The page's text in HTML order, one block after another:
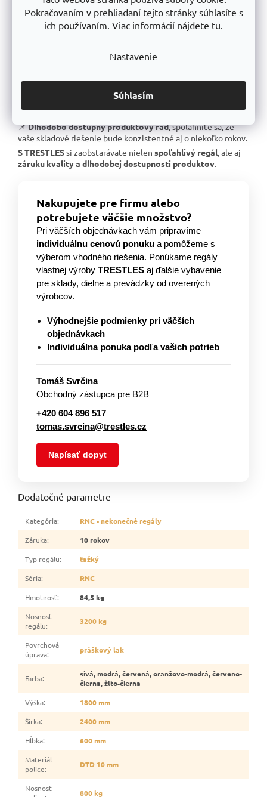
Pokračovaním v prehliadaní tejto stránky súhlasíte s
ich používaním. Viac informácií nájdete tu.
Nastavenie
Súhlasím
extrémne zaťaženie.
Garantovaná nosnosť, každý regál je certifikovaný na
prispôsobenie výšky políc.
spracovanie za férovú cenu.
Podpora českej výroby, investujeme do lokálnej
produkcie a technologického pokroku.
📌Dlhodobo dostupný produktový rad, spoľahnite sa, že
vaše skladové riešenie bude konzistentné aj o niekoľko rokov.
S TRESTLESsi zaobstarávate nielen spoľahlivý regál , ale aj
záruku kvality a dlhodobej dostupnosti produktov
Nakupujete pre firmu alebo
potrebujete väčšie množstvo?
Pri väčších objednávkach vám pripravíme
individuálnu cenovú ponuku a pomôžeme s
výberom vhodného riešenia. Ponúkame regály
vlastnej výroby TRESTLES aj ďalšie vybavenie
pre sklady, dielne a prevádzky od overených
výrobcov.
Výhodnejšie podmienky pri väčších
objednávkach
Individuálna ponuka podľa vašich potrieb
Tomáš Svrčina
Obchodný zástupca pre B2B
+420 604 896 517
tomas.svrcina@trestles.cz
Napísať dopyt
Dodatočné parametre
Kategória:
RNC - nekonečné regály
Záruka:
10 rokov
Typ regálu:
ťažký
Séria:
RNC
Hmotnosť:
84,5 kg
Nosnosť
regálu: 3200 kg
Povrchová
úprava: práškový lak
Farba:
sivá, modrá, červená, oranžovo-modrá, červeno-
čierna, žlto-čierna
Výška:
1800 mm
Šírka:
2400 mm
Hĺbka:
600 mm
Materiál
police: DTD 10 mm
Nosnosť
800 kg